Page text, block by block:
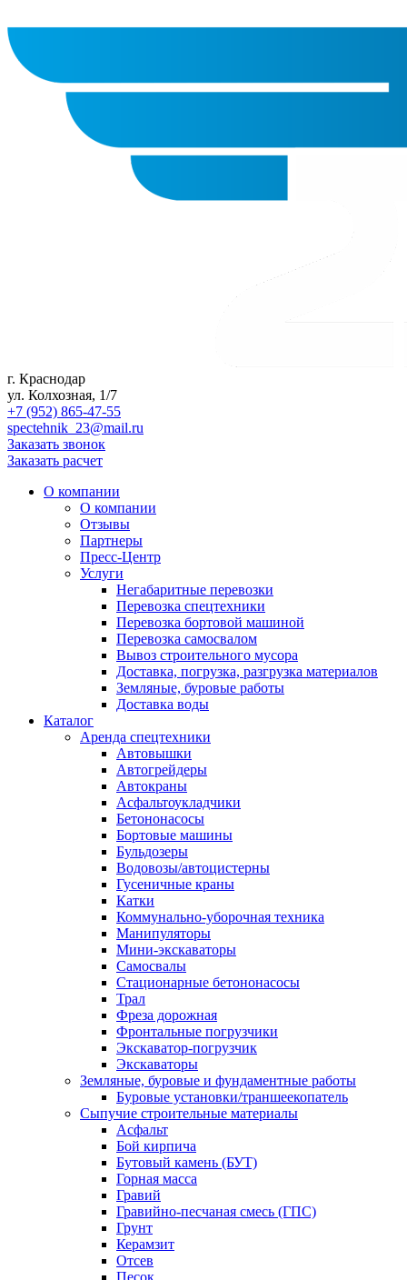
г. Краснодар
ул. Колхозная, 1/7
+7 (952) 865-47-55
spectehnik_23@mail.ru
Заказать звонок
Заказать расчет
О компании
О компании
Отзывы
Партнеры
Пресс-Центр
Услуги
Негабаритные перевозки
Перевозка спецтехники
Перевозка бортовой машиной
Перевозка самосвалом
Вывоз строительного мусора
Доставка, погрузка, разгрузка материалов
Земляные, буровые работы
Доставка воды
Каталог
Аренда спецтехники
Автовышки
Автогрейдеры
Автокраны
Асфальтоукладчики
Бетононасосы
Бортовые машины
Бульдозеры
Водовозы/автоцистерны
Гусеничные краны
Катки
Коммунально-уборочная техника
Манипуляторы
Мини-экскаваторы
Самосвалы
Стационарные бетононасосы
Трал
Фреза дорожная
Фронтальные погрузчики
Экскаватор-погрузчик
Экскаваторы
Земляные, буровые и фундаментные работы
Буровые установки/траншеекопатель
Сыпучие строительные материалы
Асфальт
Бой кирпича
Бутовый камень (БУТ)
Горная масса
Гравий
Гравийно-песчаная смесь (ГПС)
Грунт
Керамзит
Отсев
Песок